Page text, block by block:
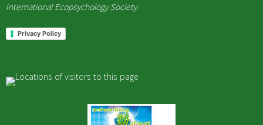
International Ecopsychology Society.
Privacy Policy